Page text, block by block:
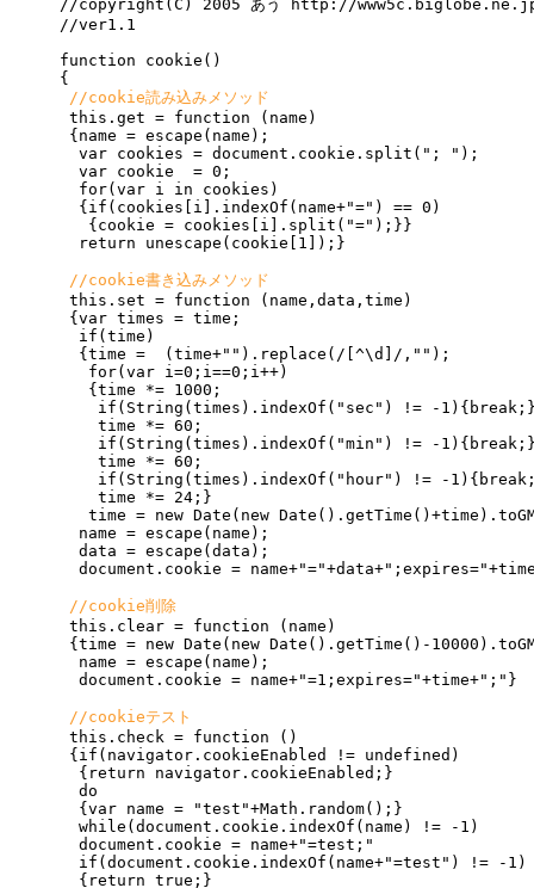
//copyright(C) 2005 あう http://
//ver1.1
function cookie()
{
//cookie読み込みメソッド
this.get = function (name)
{name = escape(name);
  var cookies = document.cookie.split("; ");
  var cookie  = 0;
  for(var i in cookies)
  {if(cookies[i].indexOf(name+"=") == 0)
   {cookie = cookies[i].split("=");}}
  return unescape(cookie[1]);}
//cookie書き込みメソッド
this.set = function (name,data,time)
{var times = time;
  if(time)
  {time =  (time+"").replace(/[^\d]/,"");
   for(var i=0;i==0;i++)
   {time *= 1000;
if(String(times).indexOf("sec") != -
    time *= 60;
if(String(times).indexOf("min") != -
    time *= 60;
if(String(times).indexOf("hour") != -
    time *= 24;}
time = new Date(new
  name = escape(name);
  data = escape(data);
document.cookie =
//cookie削除
this.clear = function (name)
{time = new Date(new Date().getTime()-
  name = escape(name);
  document.cookie = name+"=1;expires="+time+";"}
//cookieテスト
this.check = function ()
{if(navigator.cookieEnabled != undefined)
  {return navigator.cookieEnabled;}
  do
  {var name = "test"+Math.random();}
  while(document.cookie.indexOf(name) != -1)
  document.cookie = name+"=test;"
  if(document.cookie.indexOf(name+"=test") != -1)
  {return true;}